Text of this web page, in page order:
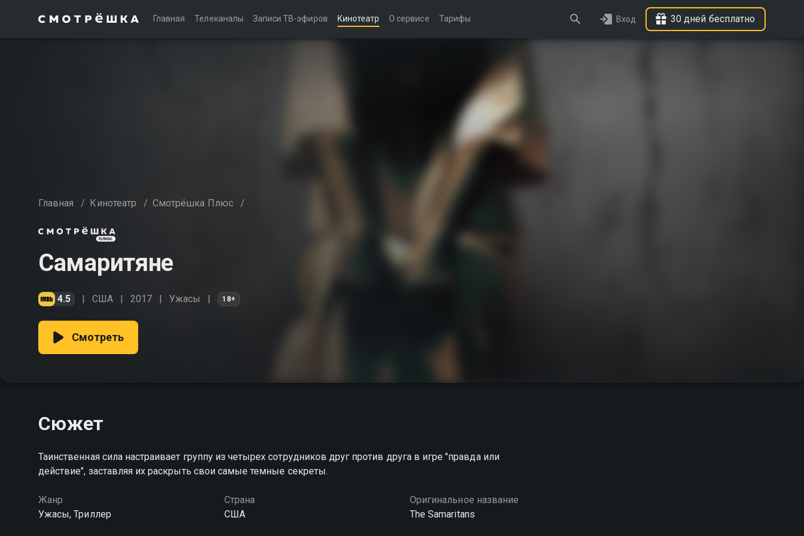
Главная Телеканалы Записи ТВ-эфиров Кинотеатр О сервисе Тарифы Вход 30 дней бесплатно
Главная / Кинотеатр / Смотрёшка Плюс /
Самаритяне
4.5 США 2017 Ужасы 18+
Смотреть
Сюжет
Таинственная сила настраивает группу из четырех сотрудников друг против друга в игре "правда или
действие", заставляя их раскрыть свои самые темные секреты.
Жанр
Ужасы, Триллер
Страна
США
Оригинальное название
The Samaritans